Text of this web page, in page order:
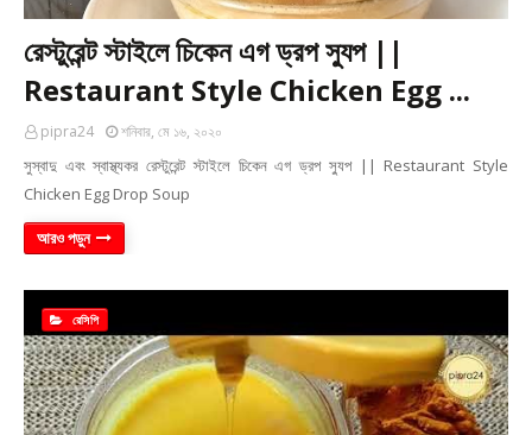
রেস্টুরেন্ট স্টাইলে চিকেন এগ ড্রপ স্যুপ ||
Restaurant Style Chicken Egg ...
pipra24 শনিবার, মে ১৬, ২০২০
সুস্বাদু এবং স্বাস্থ্যকর রেস্টুরেন্ট স্টাইলে চিকেন এগ ড্রপ স্যুপ || Restaurant Style
Chicken Egg Drop Soup
আরও পড়ুন
রেসিপি